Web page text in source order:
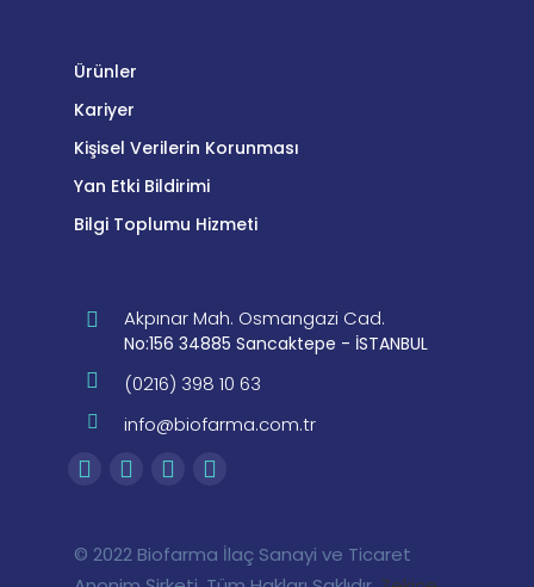
Ürünler
Kariyer
Kişisel Verilerin Korunması
Yan Etki Bildirimi
Bilgi Toplumu Hizmeti
Akpınar Mah. Osmangazi Cad.
No:156 34885 Sancaktepe - İSTANBUL
(0216) 398 10 63
info@biofarma.com.tr
© 2022 Biofarma İlaç Sanayi ve Ticaret